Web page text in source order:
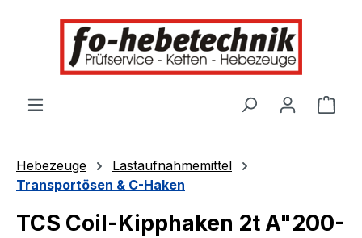
springen
Hebezeuge
Lastaufnahmemittel
Transportösen & C-Haken
TCS Coil-Kipphaken 2t A"200-